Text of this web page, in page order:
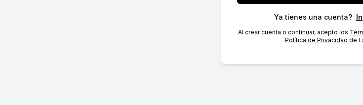
Ya tienes una cuenta?
Al crear cuenta o continuar, acepto los
Política de Privacidad de